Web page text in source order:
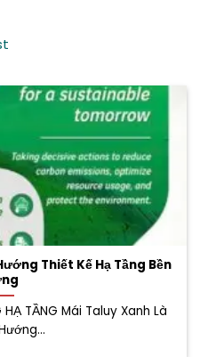
Thiết Kế Hạ Tầng Bền
HẠ TẦNG Mái Taluy Xanh Là